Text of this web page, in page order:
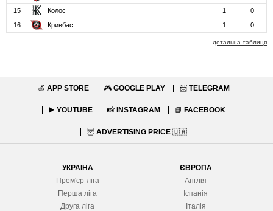
15
Колос 1
0
16
Кривбас 1 0
детальна таблиця
🍏 APP STORE 🎮 GOOGLE PLAY 📨 TELEGRAM
▶️ YOUTUBE 📸 INSTAGRAM 📘 FACEBOOK
🦉 ADVERTISING PRICE 🇺🇦
УКРАЇНА
Прем'єр-ліга
Перша ліга
Друга ліга
ЄВРОПА
Англія
Іспанія
Італія